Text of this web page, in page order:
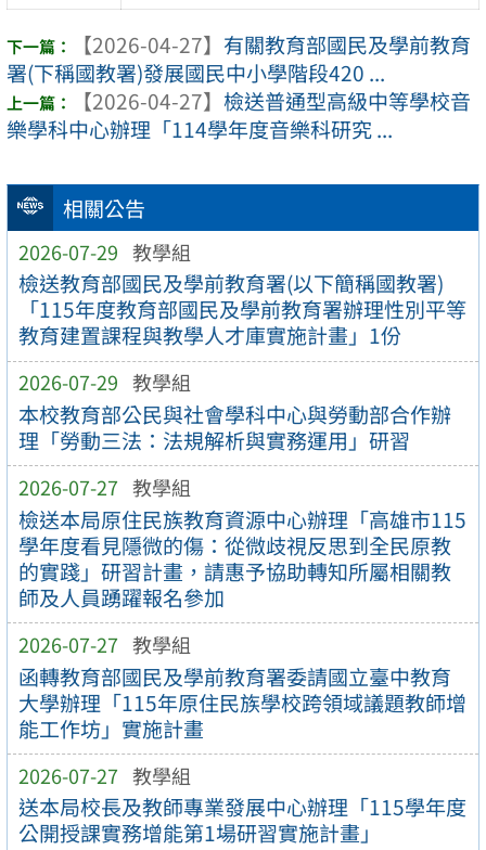
相關公告
2026-07-29 教學組
檢送教育部國民及學前教育署(以下簡稱國教署)
「115年度教育部國民及學前教育署辦理性別平等
教育建置課程與教學人才庫實施計畫」1份
2026-07-29 教學組
本校教育部公民與社會學科中心與勞動部合作辦
理「勞動三法：法規解析與實務運用」研習
2026-07-27 教學組
檢送本局原住民族教育資源中心辦理「高雄市115
學年度看見隱微的傷：從微歧視反思到全民原教
的實踐」研習計畫，請惠予協助轉知所屬相關教
師及人員踴躍報名參加
2026-07-27 教學組
函轉教育部國民及學前教育署委請國立臺中教育
大學辦理「115年原住民族學校跨領域議題教師增
能工作坊」實施計畫
2026-07-27 教學組
送本局校長及教師專業發展中心辦理「115學年度
公開授課實務增能第1場研習實施計畫」
【2026-04-27】 有關教育部國民及學前教育
署(下稱國教署)發展國民中小學階段420 ...
【2026-04-27】 檢送普通型高級中等學校音
樂學科中心辦理「114學年度音樂科研究 ...